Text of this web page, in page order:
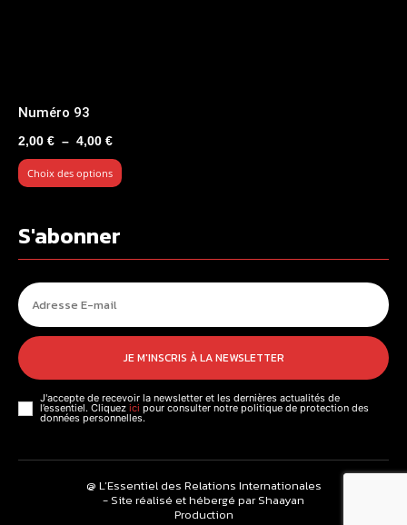
Numéro 93
2,00 € – 4,00 €Plage
de
prix :
4,00 €
Choix des options
S'abonner
JE M'INSCRIS À LA NEWSLETTER
J'accepte de recevoir la newsletter et les dernières actualités de
l’essentiel. Cliquez ici pour consulter notre politique de protection des
données personnelles.
@ L’Essentiel des Relations Internationales
- Site réalisé et hébergé par Shaayan
Production